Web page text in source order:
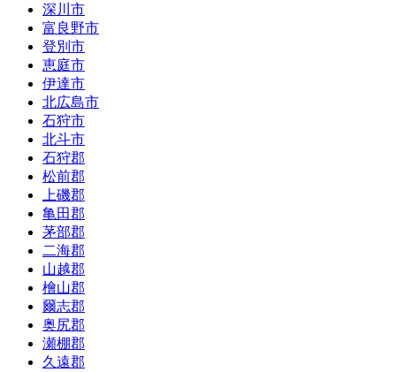
深川市
富良野市
登別市
恵庭市
伊達市
北広島市
石狩市
北斗市
石狩郡
松前郡
上磯郡
亀田郡
茅部郡
二海郡
山越郡
檜山郡
爾志郡
奥尻郡
瀬棚郡
久遠郡